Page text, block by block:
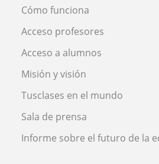
Cómo funciona
Acceso profesores
Acceso a alumnos
Misión y visión
Tusclases en el mundo
Sala de prensa
Informe sobre el futuro de la